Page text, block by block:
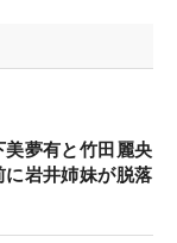
美夢有と竹田麗央
岩井姉妹が脱落